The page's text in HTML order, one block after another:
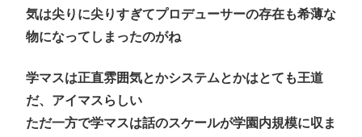
気は尖りに尖りすぎてプロデューサーの存在も希薄な
物になってしまったのがね
学マスは正直雰囲気とかシステムとかはとても王道
だ、アイマスらしい
ただ一方で学マスは話のスケールが学園内規模に収ま